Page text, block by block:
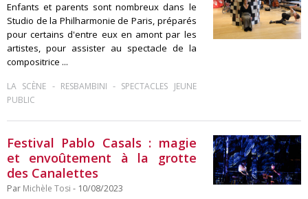
Enfants et parents sont nombreux dans le
Studio de la Philharmonie de Paris, préparés
pour certains d'entre eux en amont par les
artistes, pour assister au spectacle de la
compositrice ...
LA SCÈNE - RESBAMBINI - SPECTACLES JEUNE
PUBLIC
Festival Pablo Casals : magie
et envoûtement à la grotte
des Canalettes
Par Michèle Tosi - 10/08/2023